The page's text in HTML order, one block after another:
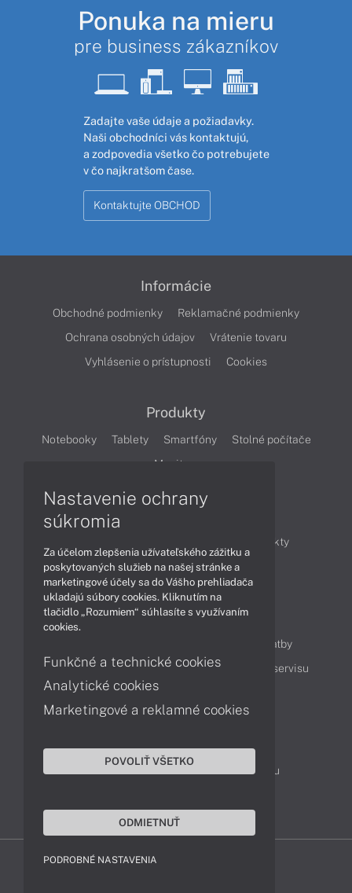
Ponuka na mieru
pre business zákazníkov
Zadajte vaše údaje a požiadavky.
Naši obchodníci vás kontaktujú,
a zodpovedia všetko čo potrebujete
v čo najkratšom čase.
Kontaktujte OBCHOD
Informácie
Obchodné podmienky
Reklamačné podmienky
Ochrana osobných údajov
Vrátenie tovaru
Vyhlásenie o prístupnosti
Cookies
Produkty
Notebooky Tablety Smartfóny
Stolné počítače
Monitory
Produkty
Technológie
Videá
Obsah
Možnosti doručenia a platby
Podpora a servis
Servisné služby Cenník servisu
Kontakty
043 4224 771
Obchodné oddelenie
Reklamácia tovaru
Nastavenie ochrany
súkromia
Za účelom zlepšenia užívateľského zážitku a
poskytovaných služieb na našej stránke a
marketingové účely sa do Vášho prehliadača
ukladajú súbory cookies. Kliknutím na
tlačidlo „Rozumiem“ súhlasíte s využívaním
cookies.
Funkčné a technické cookies
Analytické cookies
Marketingové a reklamné cookies
POVOLIŤ VŠETKO
ODMIETNUŤ
PODROBNÉ NASTAVENIA